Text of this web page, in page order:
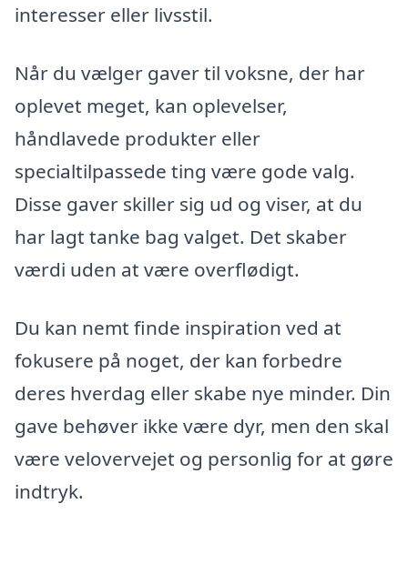
interesser eller livsstil.
Når du vælger gaver til voksne, der har
oplevet meget, kan oplevelser,
håndlavede produkter eller
specialtilpassede ting være gode valg.
Disse gaver skiller sig ud og viser, at du
har lagt tanke bag valget. Det skaber
værdi uden at være overflødigt.
Du kan nemt finde inspiration ved at
fokusere på noget, der kan forbedre
deres hverdag eller skabe nye minder. Din
gave behøver ikke være dyr, men den skal
være velovervejet og personlig for at gøre
indtryk.